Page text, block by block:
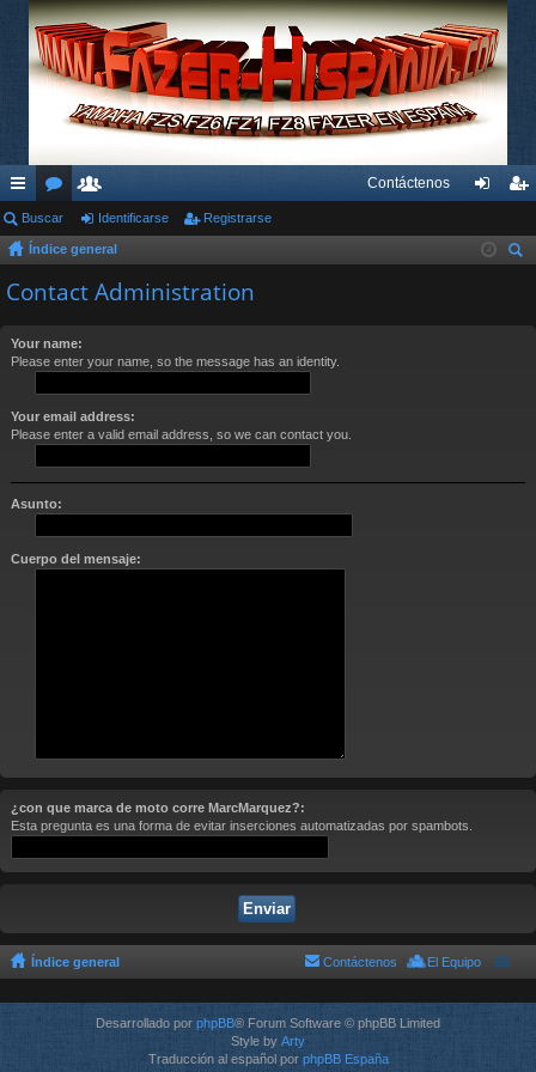
nl
ac
es
pi
s
or
os
su
ari
os
Contáctenos
nti ist
Buscar Identificarse Registrarse
Índice general
Contact Administration
Your name:
Please enter your name, so the message has an identity.
Your email address:
Please enter a valid email address, so we can contact you.
Asunto:
Cuerpo del mensaje:
¿con que marca de moto corre MarcMarquez?:
Esta pregunta es una forma de evitar inserciones automatizadas por spambots.
Índice general El Equipo
Contáctenos
Desarrollado por phpBB® Forum Software © phpBB Limited
Style by Arty
Traducción al español por phpBB España